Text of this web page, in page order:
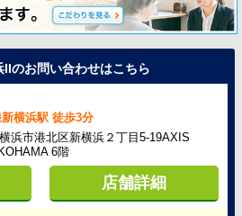
のお問い合わせはこちら
横浜駅 徒歩3分
浜市港北区新横浜２丁目5-19AXIS
6階
店舗詳細